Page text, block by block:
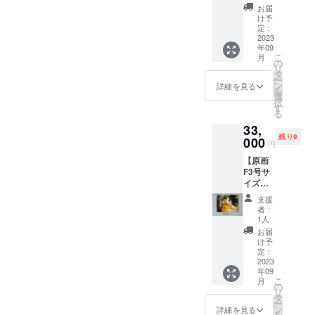
時間、
Zoom予
定。 ※
日程は
プロ
ジェク
ト終了
後メー
ただき
ます。
thmRis
aのオン
ライン
絵画指
導。中
学生で
もわか
る初心
者向け
デッサ
ロっぽ
く見え
る抽象
画のコ
ツな
ど、相
手に合
わせて
お伝え
しま
す。
120分
×1回。
(有効期
限2023
年12月
まで) 受
お届
け予
定：
2023
年09
月
詳細を見る
こ
の
リ
タ
ー
ン
を
選
択
す
る
33,
000 円
残り9
【原画
F3号サ
イズ】
A4くら
いのサ
イズ。
今回の
フォー
マンス
で描い
た絵の
一部を
切り取
支援
者：
1人
お届
け予
定：
2023
年09
月
詳細を見る
こ
の
リ
タ
ー
ン